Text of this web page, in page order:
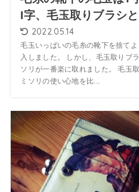
I字、毛玉取りブラシ
2022.05.14
毛玉いっぱいの毛糸の靴下を捨て
入しました。 しかし、毛玉取りブ
ソリが一番楽に取れました。 毛玉
ミソリの使い心地を比...